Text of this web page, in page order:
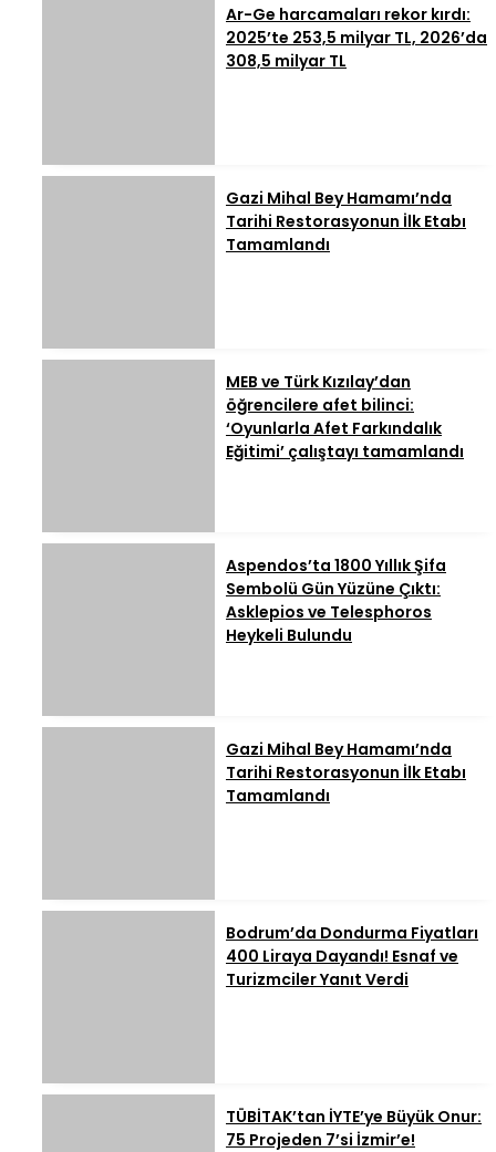
Ar-Ge harcamaları rekor kırdı:
2025’te 253,5 milyar TL, 2026’da
308,5 milyar TL
Gazi Mihal Bey Hamamı’nda
Tarihi Restorasyonun İlk Etabı
Tamamlandı
MEB ve Türk Kızılay’dan
öğrencilere afet bilinci:
‘Oyunlarla Afet Farkındalık
Eğitimi’ çalıştayı tamamlandı
Aspendos’ta 1800 Yıllık Şifa
Sembolü Gün Yüzüne Çıktı:
Asklepios ve Telesphoros
Heykeli Bulundu
Gazi Mihal Bey Hamamı’nda
Tarihi Restorasyonun İlk Etabı
Tamamlandı
Bodrum’da Dondurma Fiyatları
400 Liraya Dayandı! Esnaf ve
Turizmciler Yanıt Verdi
TÜBİTAK’tan İYTE’ye Büyük Onur:
75 Projeden 7’si İzmir’e!